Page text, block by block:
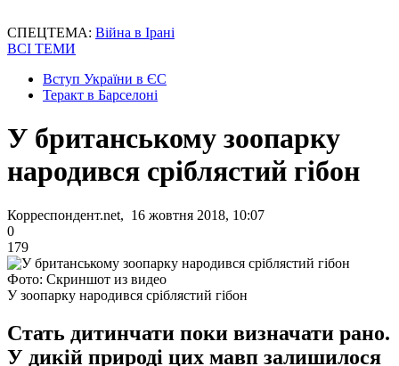
СПЕЦТЕМА: Війна в Ірані
ВСІ ТЕМИ
Вступ України в ЄС
Теракт в Барселоні
У британському зоопарку
народився сріблястий гібон
Корреспондент.net, 16 жовтня 2018, 10:07
0
179
Фото: Скриншот из видео
У зоопарку народився сріблястий гібон
Стать дитинчати поки визначати рано.
У дикій природі цих мавп залишилося